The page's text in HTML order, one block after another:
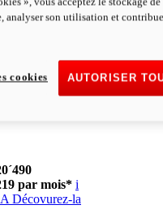
i
Décovurez-la
par mois* i
par mois* i
Décovurez-la
analyser son utilisation et
AUTORISER
cookies